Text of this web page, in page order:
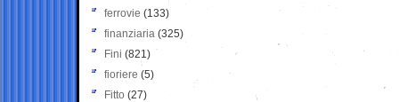
ferrovie (133)
finanziaria (325)
Fini (821)
fioriere (5)
Fitto (27)